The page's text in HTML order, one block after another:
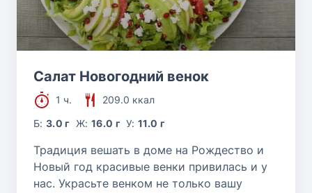
Салат Новогодний венок
1 ч.
209.0 ккал
Б:3.0 г Ж: 16.0 г У:11.0 г
Традиция вешать в доме на Рождество и
Новый год красивые венки привилась и у
нас. Украсьте венком не только вашу